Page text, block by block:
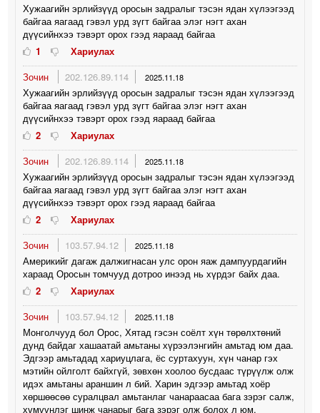
Хужаагийн эрлийзүүд оросын задралыг тэсэн ядан хүлээгээд
байгаа яагаад гэвэл урд зүгт байгаа элэг нэгт ахан
дүүсийнхээ тэвэрт орох гээд яараад байгаа
1
Хариулах
Зочин
202.126.89.114 2025.11.18
Хужаагийн эрлийзүүд оросын задралыг тэсэн ядан хүлээгээд
байгаа яагаад гэвэл урд зүгт байгаа элэг нэгт ахан
дүүсийнхээ тэвэрт орох гээд яараад байгаа
2
Хариулах
Зочин
202.126.89.114 2025.11.18
Хужаагийн эрлийзүүд оросын задралыг тэсэн ядан хүлээгээд
байгаа яагаад гэвэл урд зүгт байгаа элэг нэгт ахан
дүүсийнхээ тэвэрт орох гээд яараад байгаа
2
Хариулах
Зочин
103.57.94.12 2025.11.18
Америкийг дагаж далжигнасан улс орон яаж дампуурдагийн
хараад Оросын томчууд дотроо инээд нь хүрдэг байх даа.
2
Хариулах
Зочин
103.57.94.12 2025.11.18
Монголчууд бол Орос, Хятад гэсэн соёлт хүн төрөлхтөний
дунд байдаг хашаатай амьтаны хүрээлэнгийн амьтад юм даа.
Эдгээр амьтадад хариуцлага, ёс суртахуун, хүн чанар гэх
мэтийн ойлголт байхгүй, зөвхөн хоолоо бусдаас түрүүлж олж
идэх амьтаны араншин л бий. Харин эдгээр амьтад хоёр
хөршөөсөө суралцвал амьтанлаг чанараасаа бага зэрэг салж,
хүмүүнлэг шинж чанарыг бага зэрэг олж болох л юм.